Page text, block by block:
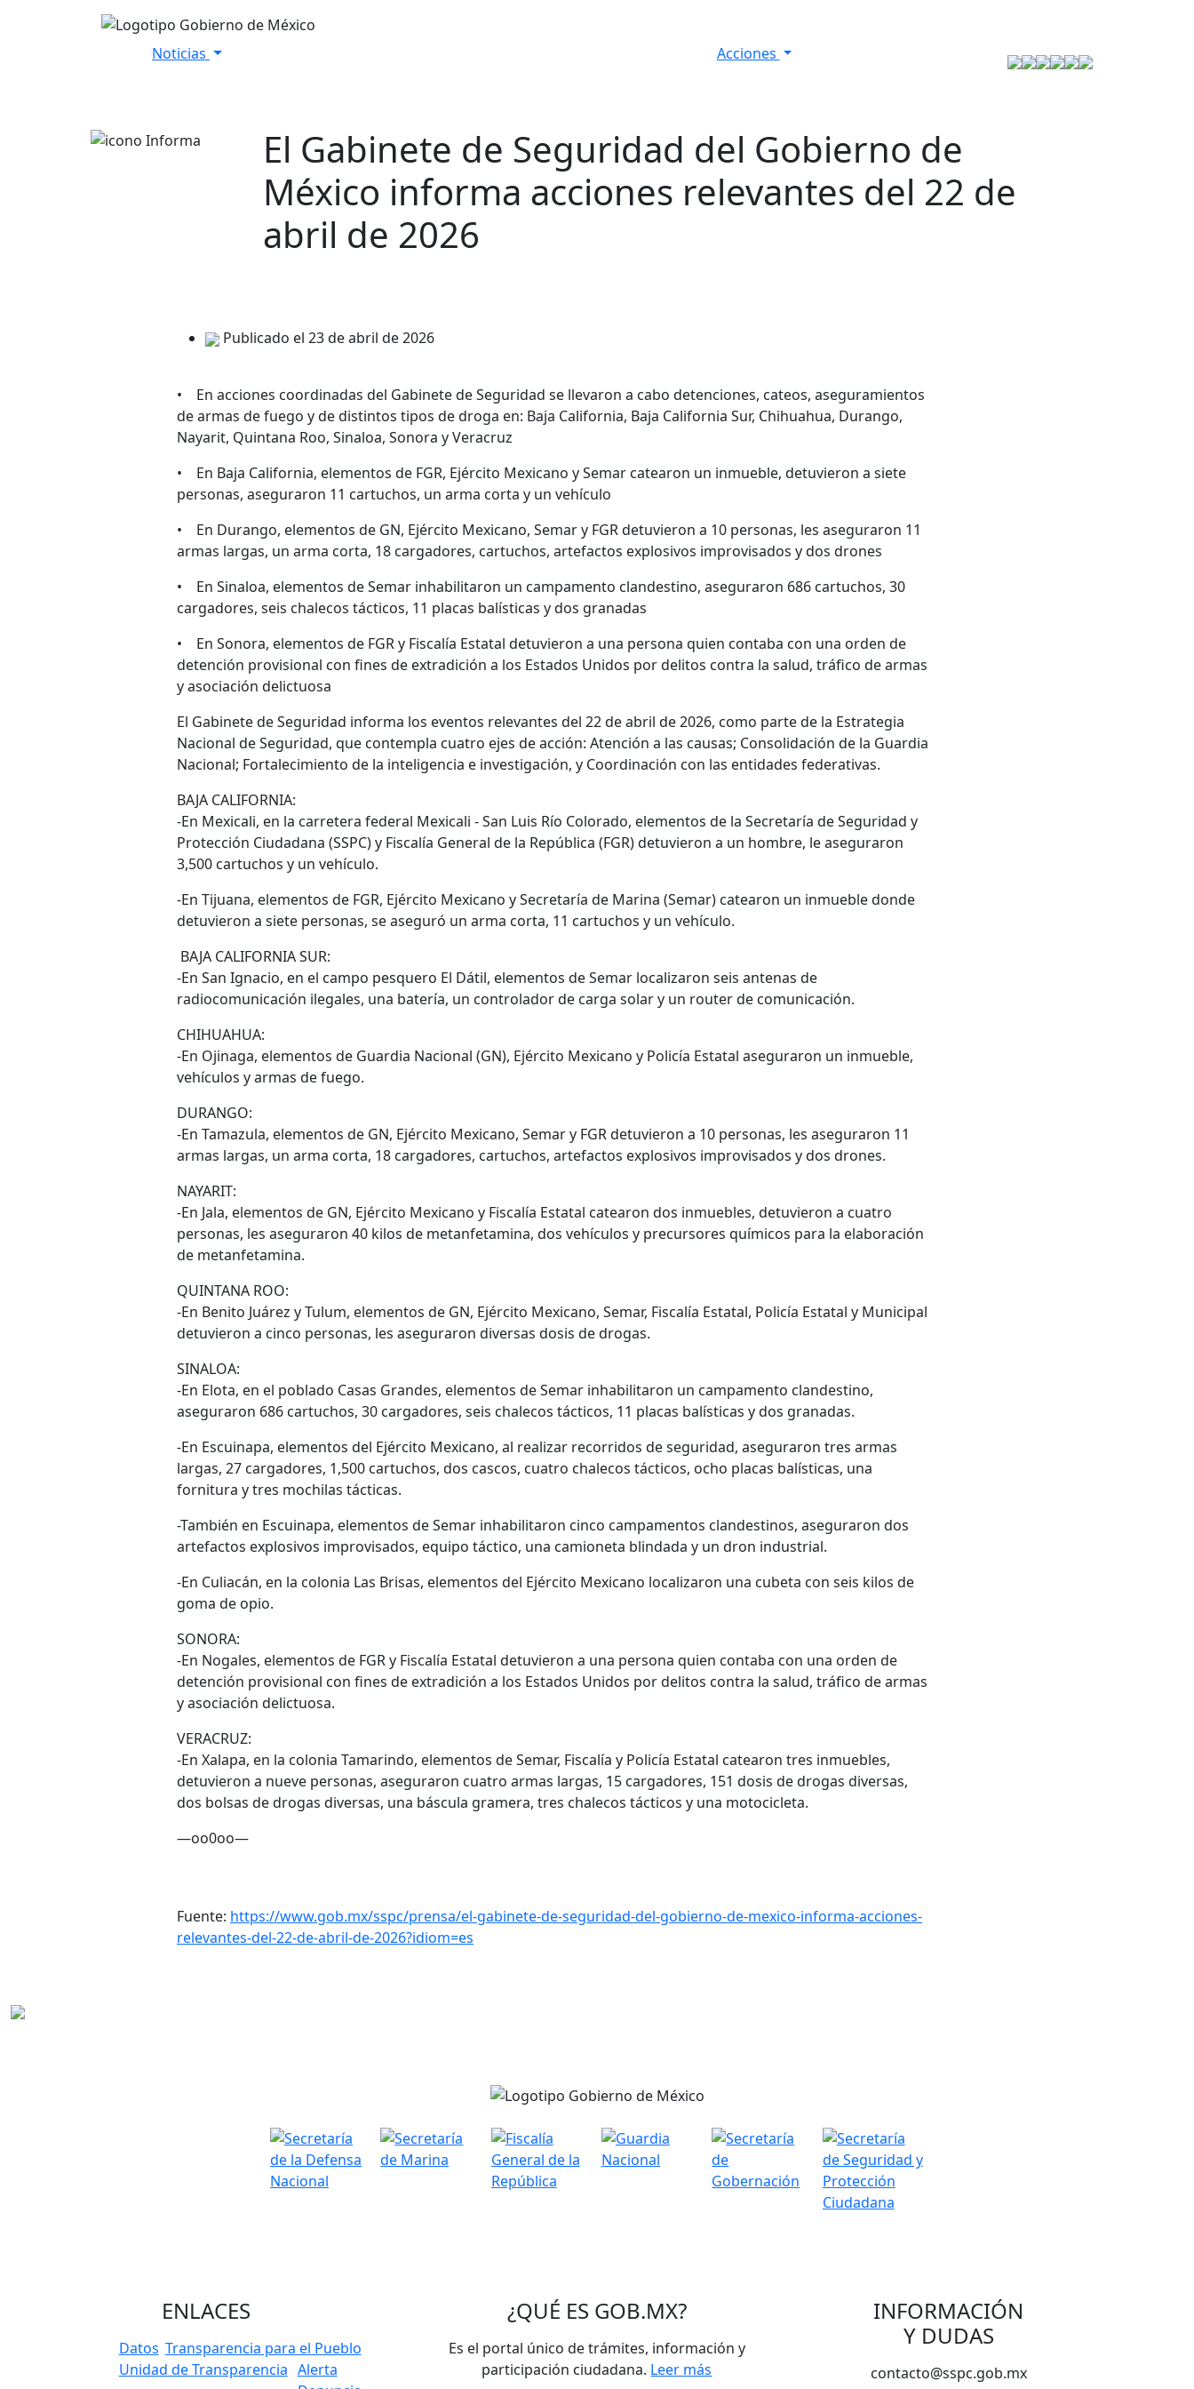
Noticias Acciones
El Gabinete de Seguridad del Gobierno de
México informa acciones relevantes del 22 de
abril de 2026
Publicado el 23 de abril de 2026
• En acciones coordinadas del Gabinete de Seguridad se llevaron a cabo detenciones, cateos, aseguramientos
de armas de fuego y de distintos tipos de droga en: Baja California, Baja California Sur, Chihuahua, Durango,
Nayarit, Quintana Roo, Sinaloa, Sonora y Veracruz
• En Baja California, elementos de FGR, Ejército Mexicano y Semar catearon un inmueble, detuvieron a siete
personas, aseguraron 11 cartuchos, un arma corta y un vehículo
• En Durango, elementos de GN, Ejército Mexicano, Semar y FGR detuvieron a 10 personas, les aseguraron 11
armas largas, un arma corta, 18 cargadores, cartuchos, artefactos explosivos improvisados y dos drones
• En Sinaloa, elementos de Semar inhabilitaron un campamento clandestino, aseguraron 686 cartuchos, 30
cargadores, seis chalecos tácticos, 11 placas balísticas y dos granadas
• En Sonora, elementos de FGR y Fiscalía Estatal detuvieron a una persona quien contaba con una orden de
detención provisional con fines de extradición a los Estados Unidos por delitos contra la salud, tráfico de armas
y asociación delictuosa
El Gabinete de Seguridad informa los eventos relevantes del 22 de abril de 2026, como parte de la Estrategia
Nacional de Seguridad, que contempla cuatro ejes de acción: Atención a las causas; Consolidación de la Guardia
Nacional; Fortalecimiento de la inteligencia e investigación, y Coordinación con las entidades federativas.
BAJA CALIFORNIA:
-En Mexicali, en la carretera federal Mexicali - San Luis Río Colorado, elementos de la Secretaría de Seguridad y
Protección Ciudadana (SSPC) y Fiscalía General de la República (FGR) detuvieron a un hombre, le aseguraron
3,500 cartuchos y un vehículo.
-En Tijuana, elementos de FGR, Ejército Mexicano y Secretaría de Marina (Semar) catearon un inmueble donde
detuvieron a siete personas, se aseguró un arma corta, 11 cartuchos y un vehículo.
BAJA CALIFORNIA SUR:
-En San Ignacio, en el campo pesquero El Dátil, elementos de Semar localizaron seis antenas de
radiocomunicación ilegales, una batería, un controlador de carga solar y un router de comunicación.
CHIHUAHUA:
-En Ojinaga, elementos de Guardia Nacional (GN), Ejército Mexicano y Policía Estatal aseguraron un inmueble,
vehículos y armas de fuego.
DURANGO:
-En Tamazula, elementos de GN, Ejército Mexicano, Semar y FGR detuvieron a 10 personas, les aseguraron 11
armas largas, un arma corta, 18 cargadores, cartuchos, artefactos explosivos improvisados y dos drones.
NAYARIT:
-En Jala, elementos de GN, Ejército Mexicano y Fiscalía Estatal catearon dos inmuebles, detuvieron a cuatro
personas, les aseguraron 40 kilos de metanfetamina, dos vehículos y precursores químicos para la elaboración
de metanfetamina.
QUINTANA ROO:
-En Benito Juárez y Tulum, elementos de GN, Ejército Mexicano, Semar, Fiscalía Estatal, Policía Estatal y Municipal
detuvieron a cinco personas, les aseguraron diversas dosis de drogas.
SINALOA:
-En Elota, en el poblado Casas Grandes, elementos de Semar inhabilitaron un campamento clandestino,
aseguraron 686 cartuchos, 30 cargadores, seis chalecos tácticos, 11 placas balísticas y dos granadas.
-En Escuinapa, elementos del Ejército Mexicano, al realizar recorridos de seguridad, aseguraron tres armas
largas, 27 cargadores, 1,500 cartuchos, dos cascos, cuatro chalecos tácticos, ocho placas balísticas, una
fornitura y tres mochilas tácticas.
-También en Escuinapa, elementos de Semar inhabilitaron cinco campamentos clandestinos, aseguraron dos
artefactos explosivos improvisados, equipo táctico, una camioneta blindada y un dron industrial.
-En Culiacán, en la colonia Las Brisas, elementos del Ejército Mexicano localizaron una cubeta con seis kilos de
goma de opio.
SONORA:
-En Nogales, elementos de FGR y Fiscalía Estatal detuvieron a una persona quien contaba con una orden de
detención provisional con fines de extradición a los Estados Unidos por delitos contra la salud, tráfico de armas
y asociación delictuosa.
VERACRUZ:
-En Xalapa, en la colonia Tamarindo, elementos de Semar, Fiscalía y Policía Estatal catearon tres inmuebles,
detuvieron a nueve personas, aseguraron cuatro armas largas, 15 cargadores, 151 dosis de drogas diversas,
dos bolsas de drogas diversas, una báscula gramera, tres chalecos tácticos y una motocicleta.
—oo0oo—
Fuente: https://www.gob.mx/sspc/prensa/el-gabinete-de-seguridad-del-gobierno-de-mexico-informa-acciones-
relevantes-del-22-de-abril-de-2026?idiom=es
ENLACES
Datos Transparencia para el Pueblo
Unidad de Transparencia Alerta
¿QUÉ ES GOB.MX?
Es el portal único de trámites, información y
participación ciudadana. Leer más
INFORMACIÓN
Y DUDAS
contacto@sspc.gob.mx